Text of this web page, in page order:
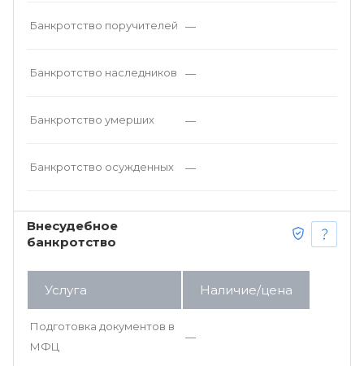
Банкротство поручителей —
Банкротство наследников —
Банкротство умерших —
Банкротство осужденных —
Внесудебное
банкротство
Услуга Наличие/цена
Подготовка документов в
МФЦ
—